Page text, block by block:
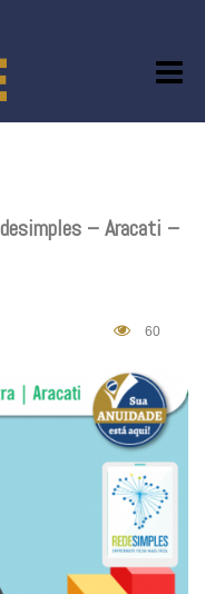
– Aracati –
60